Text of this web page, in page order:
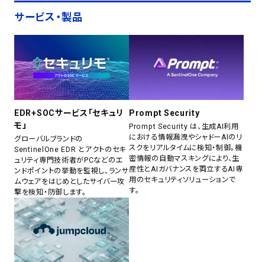
サービス・製品
EDR+SOCサービス「セキュリ
モ」
グローバルブランドの
SentinelOne EDR とアクトのセキ
ュリティ専門技術者がPCなどのエ
ンドポイントの挙動を監視し、ランサ
ムウェアをはじめとしたサイバー攻
撃を検知・防御します。
Prompt Security
Prompt Security は、生成AI利用
における情報漏洩やシャドーAIのリ
スクをリアルタイムに検知・制御。機
密情報の自動マスキングにより、生
産性とAIガバナンスを両立するAI専
用のセキュリティソリューションで
す。